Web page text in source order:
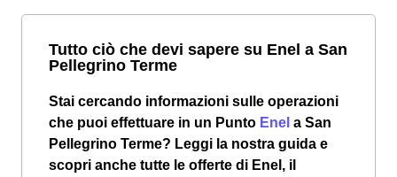
Tutto ciò che devi sapere su Enel a San
Pellegrino Terme
Stai cercando informazioni sulle operazioni
che puoi effettuare in un Punto Enel a San
Pellegrino Terme? Leggi la nostra guida e
scopri anche tutte le offerte di Enel, il